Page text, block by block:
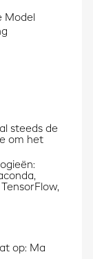
Model
steeds de
om het
op: Ma